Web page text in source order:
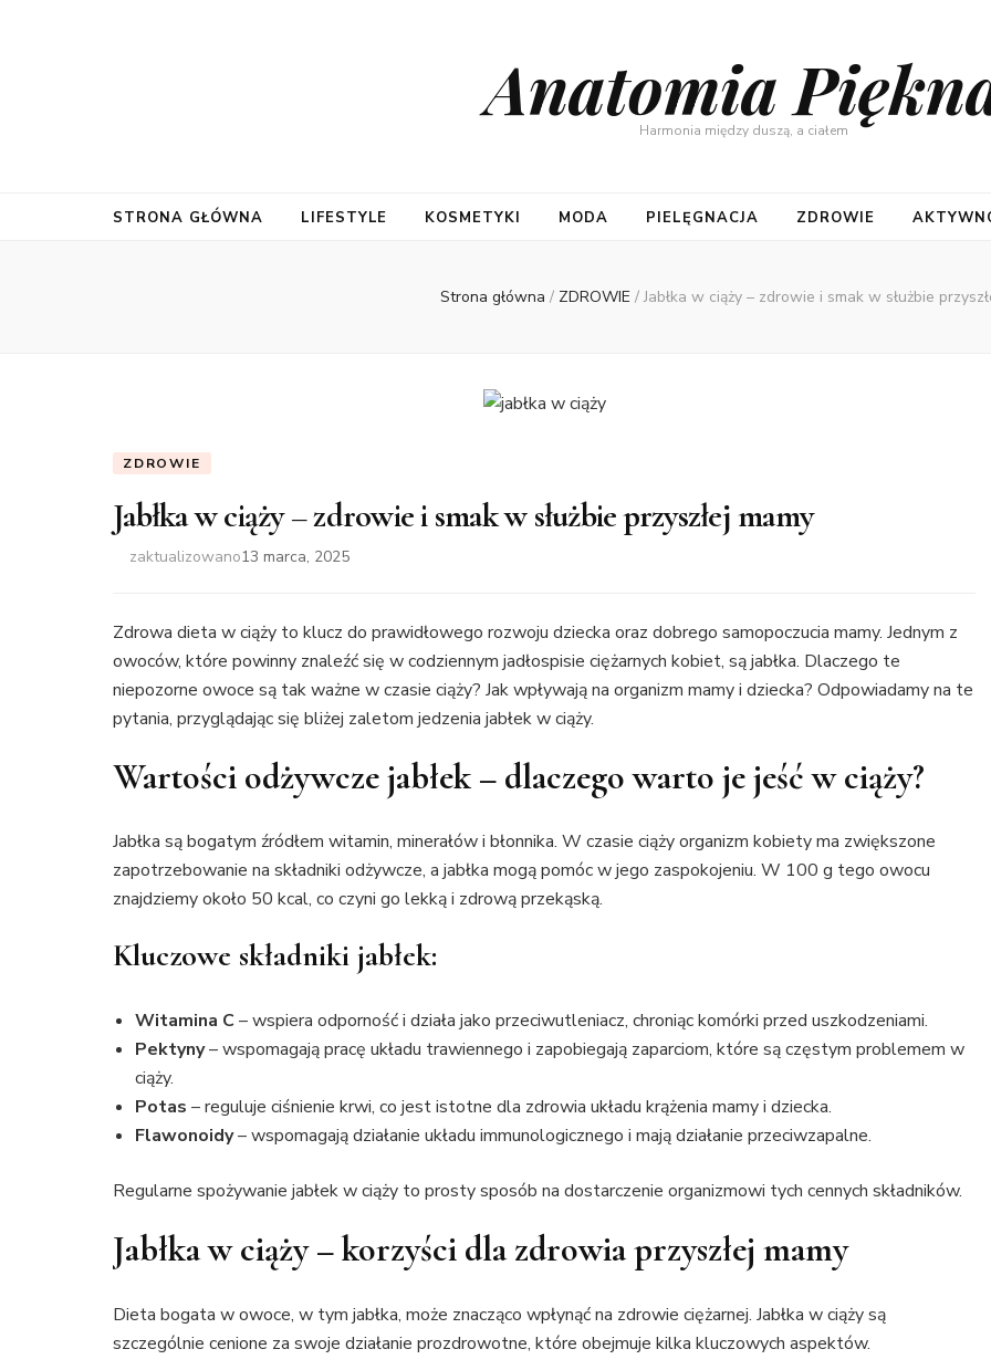
Anatomia
Harmonia między duszą, a ciałem
STRONA GŁÓWNA LIFESTYLE KOSMETYKI MODA PIELĘGNACJA ZDROWIE
Strona główna / ZDROWIE / Jabłka w ciąży – zdrowie i smak w służbie
ZDROWIE
Jabłka w ciąży – zdrowie i smak w służbie przyszłej mamy
zaktualizowano13 marca, 2025
Zdrowa dieta w ciąży to klucz do prawidłowego rozwoju dziecka oraz dobrego samopoczucia mamy. Jednym z
owoców, które powinny znaleźć się w codziennym jadłospisie ciężarnych kobiet, są jabłka. Dlaczego te
niepozorne owoce są tak ważne w czasie ciąży? Jak wpływają na organizm mamy i dziecka? Odpowiadamy na te
pytania, przyglądając się bliżej zaletom jedzenia jabłek w ciąży.
Wartości odżywcze jabłek – dlaczego warto je jeść w ciąży?
Jabłka są bogatym źródłem witamin, minerałów i błonnika. W czasie ciąży organizm kobiety ma zwiększone
zapotrzebowanie na składniki odżywcze, a jabłka mogą pomóc w jego zaspokojeniu. W 100 g tego owocu
znajdziemy około 50 kcal, co czyni go lekką i zdrową przekąską.
Kluczowe składniki jabłek:
Witamina C – wspiera odporność i działa jako przeciwutleniacz, chroniąc komórki przed uszkodzeniami.
Pektyny– wspomagają pracę układu trawiennego i zapobiegają zaparciom, które są częstym problemem w
ciąży.
Potas – reguluje ciśnienie krwi, co jest istotne dla zdrowia układu krążenia mamy i dziecka.
Flawonoidy– wspomagają działanie układu immunologicznego i mają działanie przeciwzapalne.
Regularne spożywanie jabłek w ciąży to prosty sposób na dostarczenie organizmowi tych cennych składników.
Jabłka w ciąży – korzyści dla zdrowia przyszłej mamy
Dieta bogata w owoce, w tym jabłka, może znacząco wpłynąć na zdrowie ciężarnej. Jabłka w ciąży są
szczególnie cenione za swoje działanie prozdrowotne, które obejmuje kilka kluczowych aspektów.